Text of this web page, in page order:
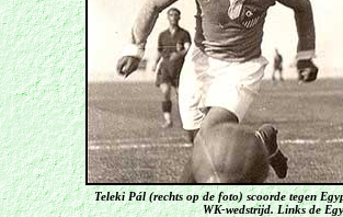
Teleki Pál (rechts op de foto) scoorde tegen
WK-wedstrijd. Links de